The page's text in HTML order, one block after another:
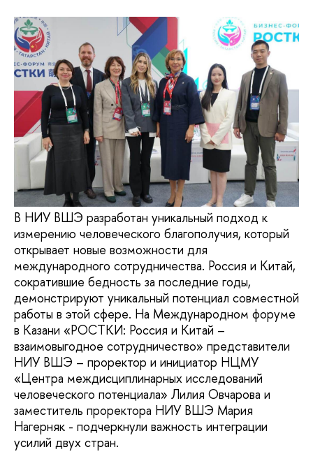
В НИУ ВШЭ разработан уникальный подход к
измерению человеческого благополучия, который
открывает новые возможности для
международного сотрудничества. Россия и Китай,
сократившие бедность за последние годы,
демонстрируют уникальный потенциал совместной
работы в этой сфере. На Международном форуме
в Казани «РОСТКИ: Россия и Китай –
взаимовыгодное сотрудничество» представители
НИУ ВШЭ – проректор и инициатор НЦМУ
«Центра междисциплинарных исследований
человеческого потенциала» Лилия Овчарова и
заместитель проректора НИУ ВШЭ Мария
Нагерняк - подчеркнули важность интеграции
усилий двух стран.